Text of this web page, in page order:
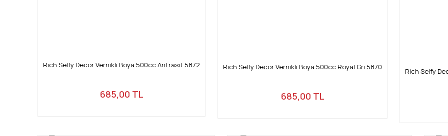
Rich Selfy Decor Vernikli Boya 500cc Antrasit 5872
685,00 TL
Rich Selfy Decor Vernikli Boya 500cc Royal Gri 5870
685,00 TL
Rich Selfy